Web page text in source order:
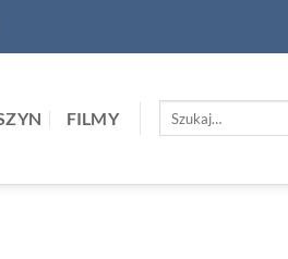
FILMY Szukaj: